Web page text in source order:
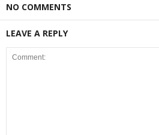
NO COMMENTS
LEAVE A REPLY